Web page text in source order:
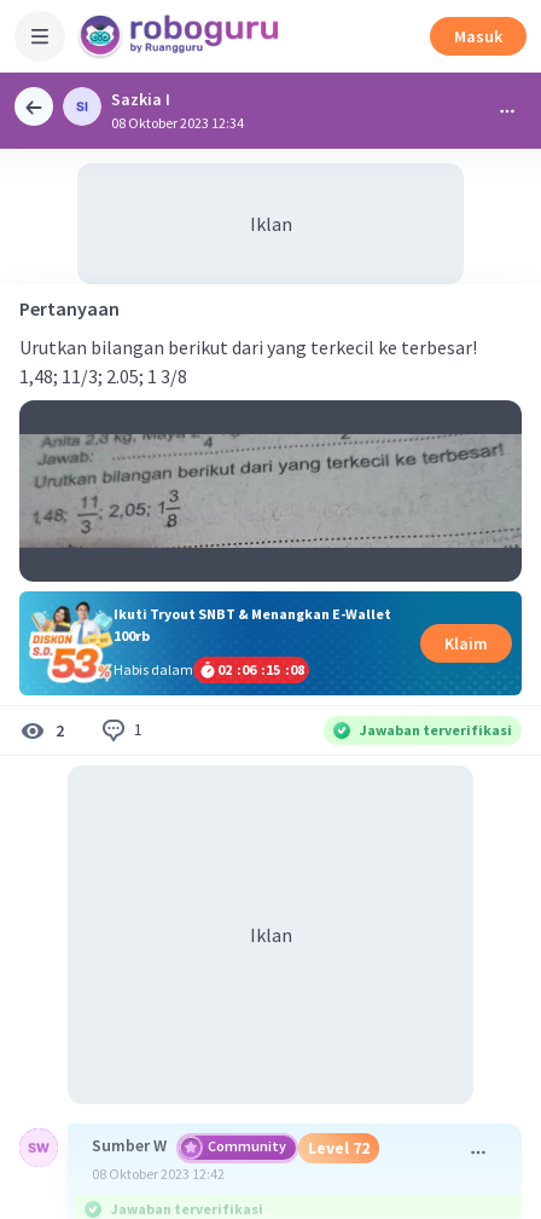
Masuk
Sazkia I
08 Oktober 2023 12:34
Iklan
Pertanyaan
Urutkan bilangan berikut dari yang terkecil ke terbesar!
1,48; 11/3; 2.05; 1 3/8
Ikuti Tryout SNBT & Menangkan E-Wallet
100rb
Habis dalam
02 :06 :15 :08
Klaim
2 1 Jawaban terverifikasi
Iklan
Sumber W Community Level 72
08 Oktober 2023 12:42
Jawaban terverifikasi